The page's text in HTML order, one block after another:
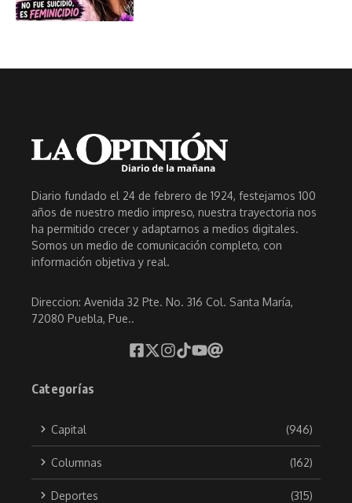
Diario fundado el 24 de febrero de 1924, festejamos 100
años de nuestro medio impreso, nuestra trayectoria nos
ha permitido crecer y adaptarnos a medios digitales.
Somos un medio de comunicación completo, con
información objetiva y real.
Direccion: Avenida 32 Pte. No. 316 Col. Santa María,
72080 Puebla, Pue..
Categorías
Capital (946)
Columnas (162)
Deportes (315)